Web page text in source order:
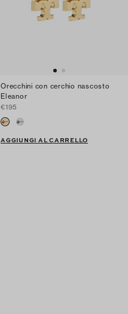
Orecchini con cerchio nascosto
Eleanor
€195
AGGIUNGI AL CARRELLO